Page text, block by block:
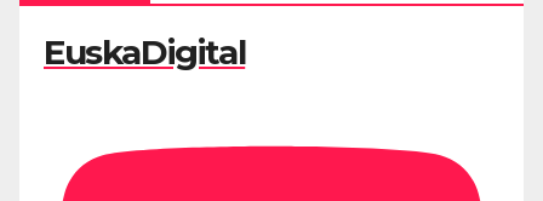
EuskaDigital